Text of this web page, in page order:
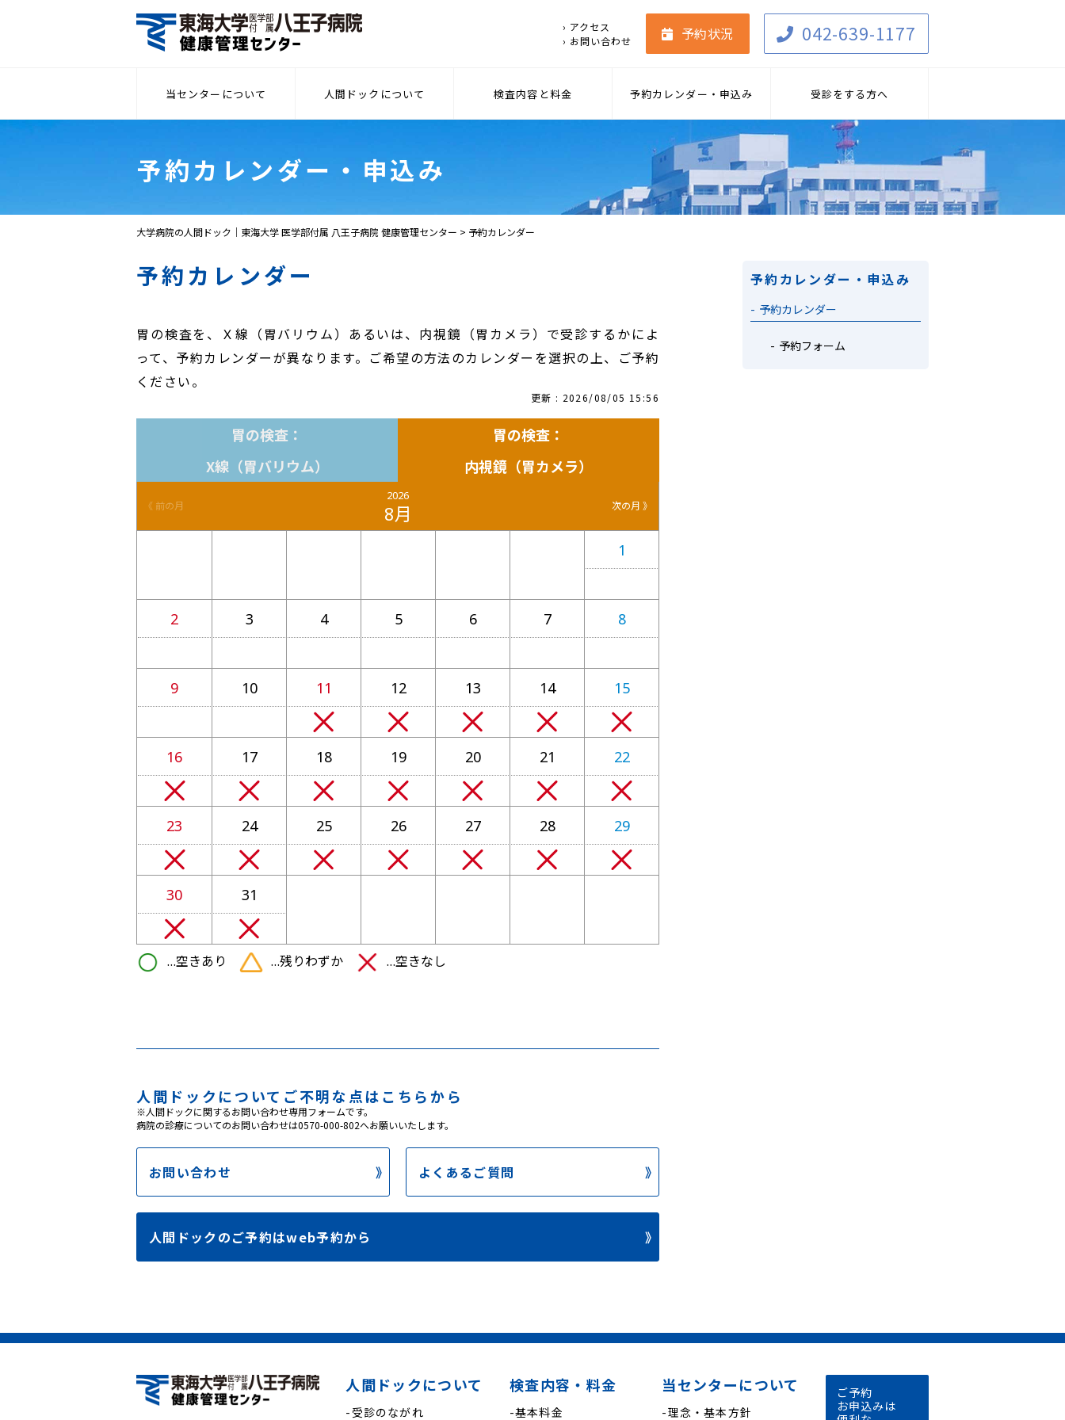
› アクセス
› お問い合わせ
予約状況 042-639-1177
当センターについて
ごあいさつ
特徴
人間ドックについて
お支払い方法
検査内容と料金
基本検査項目の説明
予約カレンダー・申込み 受診をする方へ
予約カレンダー・申込み
大学病院の人間ドック｜東海大学 医学部付属 八王子病院 健康管理センター > 予約カレンダー
予約カレンダー・申込み
予約カレンダー
予約フォーム
予約カレンダー
胃の検査を、Ｘ線（胃バリウム）あるいは、内視鏡（胃カメラ）で受診するかによ
って、予約カレンダーが異なります。ご希望の方法のカレンダーを選択の上、ご予約
ください。
更新 : 2026/08/05 15:56
胃の検査：
X線（胃バリウム）
胃の検査：
内視鏡（胃カメラ）
《 前の月 次の月 》
2026
8月
1
2 3 4 5 6 7 8
9 10 11 12 13 14 15
16 17 18 19 20 21 22
23 24 25 26 27 28 29
30 31
…空きあり …残りわずか …空きなし
人間ドックについて ご不明な点はこちらから
※人間ドックに関するお問い合わせ専用フォームです。
病院の診療についてのお問い合わせは0570-000-802へお願いいたします。
お問い合わせ よくあるご質問
人間ドックのご予約はweb予約から
人間ドックについて
-受診のながれ
検査内容・料金
-基本料金
当センターについて
-理念・基本方針
ご予約
お申込みは